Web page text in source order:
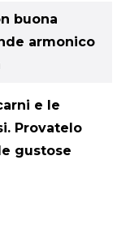
buona
armonico
e le
Provatelo
gustose